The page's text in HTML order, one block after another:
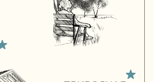
ДЕТСКАЯ
ИНФРАСТРУКТУРА